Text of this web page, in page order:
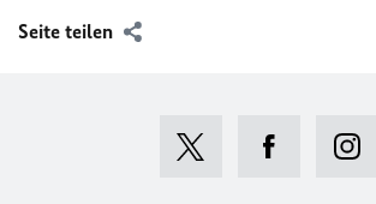
Seite teilen